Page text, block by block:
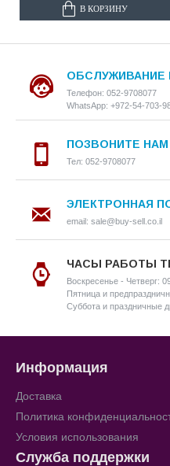
В КОРЗИНУ
ОБСЛУЖИВАНИЕ
Телефон: 052-9708077
WhatsApp: +972-54-703-
ПОЗВОНИТЕ НАМ
Тел: 052-9708077
ЭЛЕКТРОННАЯ
email: sale@buy-sell.co.il
ЧАСЫ РАБОТЫ
Воскресенье - Четверг:
Пятница и
Суббота и праздничные
Информация
Доставка
Политика
Условия использования
Служба поддержки